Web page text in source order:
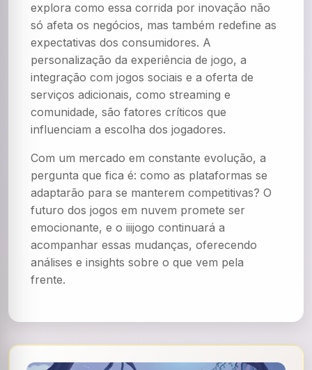
explora como essa corrida por inovação não
só afeta os negócios, mas também redefine as
expectativas dos consumidores. A
personalização da experiência de jogo, a
integração com jogos sociais e a oferta de
serviços adicionais, como streaming e
comunidade, são fatores críticos que
influenciam a escolha dos jogadores.
Com um mercado em constante evolução, a
pergunta que fica é: como as plataformas se
adaptarão para se manterem competitivas? O
futuro dos jogos em nuvem promete ser
emocionante, e o iiijogo continuará a
acompanhar essas mudanças, oferecendo
análises e insights sobre o que vem pela
frente.